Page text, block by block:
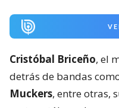
Cristóbal Briceño, el
detrás de bandas
Muckers, entre otras,